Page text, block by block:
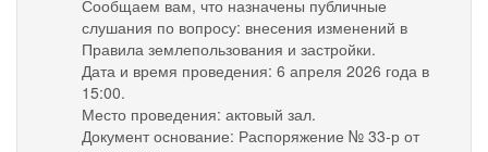
Сообщаем вам, что назначены публичные
слушания по вопросу: внесения изменений в
Правила землепользования и застройки.
Дата и время проведения: 6 апреля 2026 года в
15:00.
Место проведения: актовый зал.
Документ основание: Распоряжение № 33-р от